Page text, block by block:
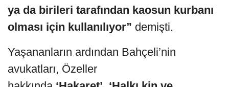
ya da birileri tarafından kaosun kurbanı
olması için kullanılıyor” demişti.
Yaşananların ardından Bahçeli’nin
avukatları, Özeller